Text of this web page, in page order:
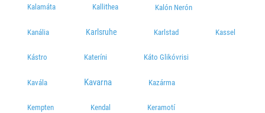
Kalamáta Kallithea Kalón Nerón
Kanália Karlsruhe Karlstad Kassel
Kástro Kateríni Káto Glikóvrisi
Kavála Kavarna Kazárma
Kempten Kendal Keramotí